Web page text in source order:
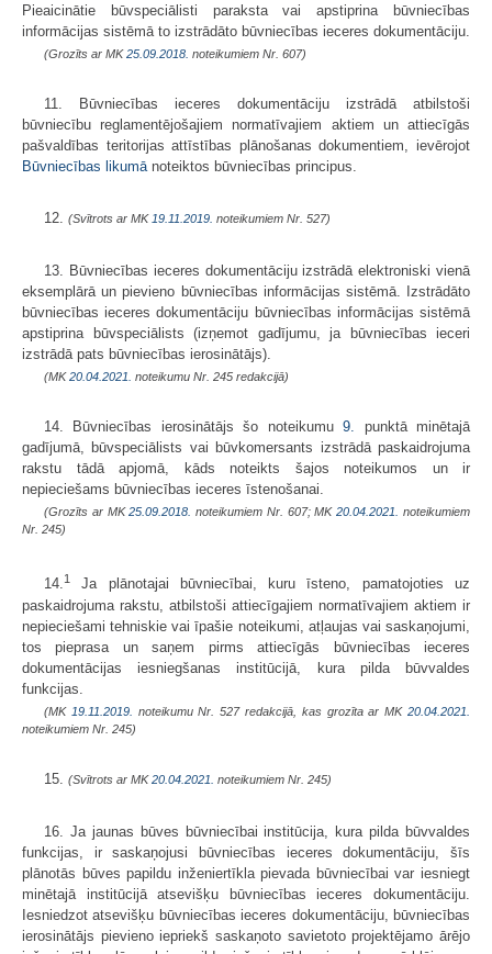
Pieaicinātie būvspeciālisti paraksta vai apstiprina būvniecības
informācijas sistēmā to izstrādāto būvniecības ieceres dokumentāciju.
(Grozīts ar MK25.09.2018. noteikumiem Nr. 607)
11. Būvniecības ieceres dokumentāciju izstrādā atbilstoši
būvniecību reglamentējošajiem normatīvajiem aktiem un attiecīgās
pašvaldības teritorijas attīstības plānošanas dokumentiem, ievērojot
Būvniecības likumānoteiktos būvniecības principus.
12. (Svītrots ar MK 19.11.2019. noteikumiem Nr. 527)
13. Būvniecības ieceres dokumentāciju izstrādā elektroniski vienā
eksemplārā un pievieno būvniecības informācijas sistēmā. Izstrādāto
būvniecības ieceres dokumentāciju būvniecības informācijas sistēmā
apstiprina būvspeciālists (izņemot gadījumu, ja būvniecības ieceri
izstrādā pats būvniecības ierosinātājs).
(MK20.04.2021. noteikumu Nr. 245 redakcijā)
14. Būvniecības ierosinātājs šo noteikumu9. punktā minētajā
gadījumā, būvspeciālists vai būvkomersants izstrādā paskaidrojuma
rakstu tādā apjomā, kāds noteikts šajos noteikumos un ir
nepieciešams būvniecības ieceres īstenošanai.
(Grozīts ar MK25.09.2018. noteikumiem Nr. 607; MK20.04.2021.
noteikumiem
Nr. 245)
14.1
Ja plānotajai būvniecībai, kuru īsteno, pamatojoties uz
paskaidrojuma rakstu, atbilstoši attiecīgajiem normatīvajiem aktiem ir
nepieciešami tehniskie vai īpašie noteikumi, atļaujas vai saskaņojumi,
tos pieprasa un saņem pirms attiecīgās būvniecības ieceres
dokumentācijas iesniegšanas institūcijā, kura pilda būvvaldes
funkcijas.
(MK 19.11.2019. noteikumu Nr. 527 redakcijā, kas grozīta ar MK20.04.2021.
noteikumiem Nr. 245)
15. (Svītrots ar MK20.04.2021. noteikumiem Nr. 245)
16. Ja jaunas būves būvniecībai institūcija, kura pilda būvvaldes
funkcijas, ir saskaņojusi būvniecības ieceres dokumentāciju, šīs
plānotās būves papildu inženiertīkla pievada būvniecībai var iesniegt
minētajā institūcijā atsevišķu būvniecības ieceres dokumentāciju.
Iesniedzot atsevišķu būvniecības ieceres dokumentāciju, būvniecības
ierosinātājs pievieno iepriekš saskaņoto savietoto projektējamo ārējo